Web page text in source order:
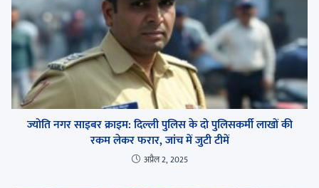
ज्योति नगर साइबर क्राइम: दिल्ली पुलिस के दो पुलिसकर्मी लाखों की
रकम लेकर फरार, जांच में जुटी टीमें
अप्रैल 2, 2025